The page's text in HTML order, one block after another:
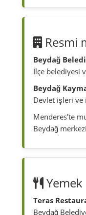
Resmi
Beydağ
İlçe belediyesi
Beydağ
Devlet işleri ve
Menderes’te
Beydağ
Yemek
Teras
Beydağ